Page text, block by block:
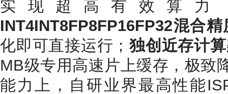
实现超高有效算力
INT4INT8FP8FP16FP32混合精
化即可直接运行； 独创近存计
MB级专用高速片上缓存，极致
能力上，自研业界最高性能